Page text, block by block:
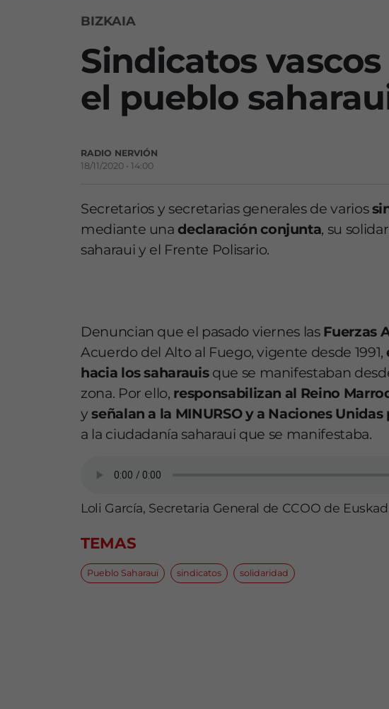
BIZKAIA
Sindicatos
el pueblo
RADIO NERVIÓN
18/11/2020 • 14:00
Secretarios y secretarias generales de varios
mediante unadeclaración conjunta, su
saharaui y el Frente Polisario.
Denuncian que el pasado viernes las Fuerzas
Acuerdo del Alto al Fuego, vigente desde 1991,
hacia los saharauis que se manifestaban
zona. Por ello, responsabilizan al Reino
yseñalan a la MINURSO y a Naciones
a la ciudadanía saharaui que se manifestaba.
Loli García, Secretaria General de CCOO de
TEMAS
Pueblo Saharaui sindicatos solidaridad